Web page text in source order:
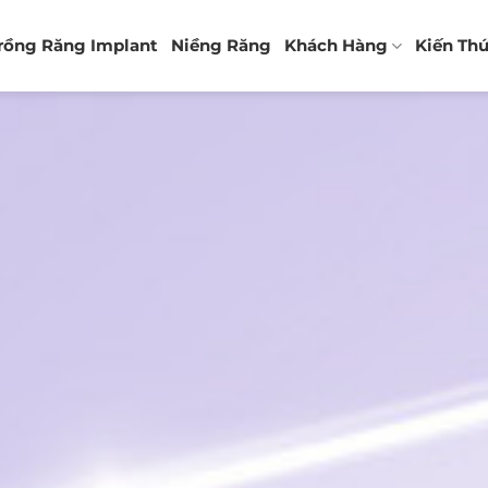
Răng Implant Niềng Răng Khách Hàng Kiến